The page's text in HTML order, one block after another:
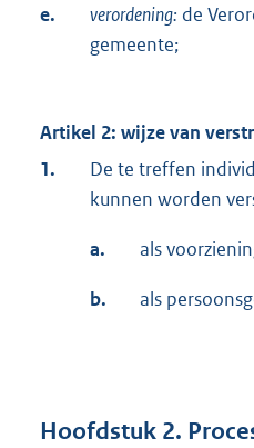
e. verordening: de
gemeente;
Artikel 2: wijze van
1.
De te treffen
kunnen worden
a. als
b. als
Hoofdstuk 2.